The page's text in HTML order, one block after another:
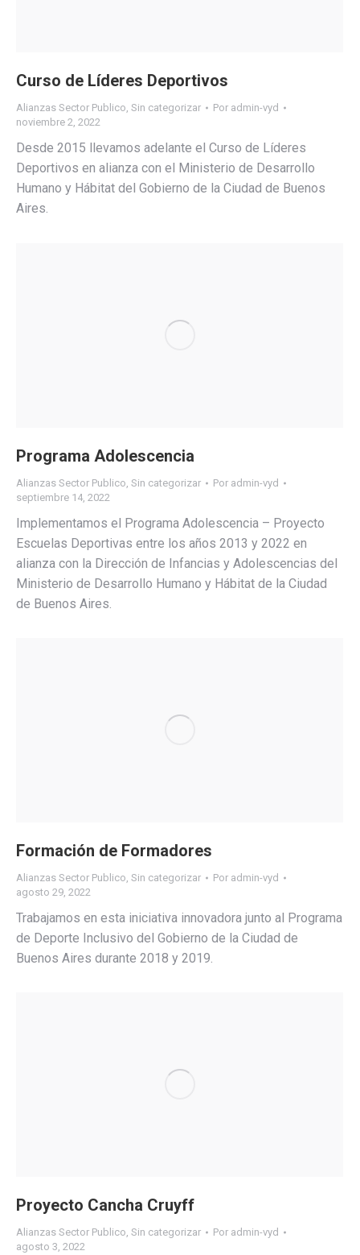
Curso de Líderes Deportivos
Alianzas Sector Publico, Sin categorizar Por admin-vyd
noviembre 2, 2022
Desde 2015 llevamos adelante el Curso de Líderes
Deportivos en alianza con el Ministerio de Desarrollo
Humano y Hábitat del Gobierno de la Ciudad de Buenos
Aires.
Programa Adolescencia
Alianzas Sector Publico, Sin categorizar Por admin-vyd
septiembre 14, 2022
Implementamos el Programa Adolescencia – Proyecto
Escuelas Deportivas entre los años 2013 y 2022 en
alianza con la Dirección de Infancias y Adolescencias del
Ministerio de Desarrollo Humano y Hábitat de la Ciudad
de Buenos Aires.
Formación de Formadores
Alianzas Sector Publico, Sin categorizar Por admin-vyd
agosto 29, 2022
Trabajamos en esta iniciativa innovadora junto al Programa
de Deporte Inclusivo del Gobierno de la Ciudad de
Buenos Aires durante 2018 y 2019.
Proyecto Cancha Cruyff
Alianzas Sector Publico, Sin categorizar Por admin-vyd
agosto 3, 2022